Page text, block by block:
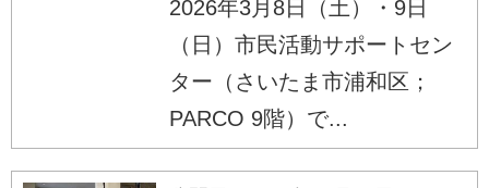
2026年3月8日（土）・9日
（日）市民活動サポートセン
ター（さいたま市浦和区；
PARCO 9階）で...